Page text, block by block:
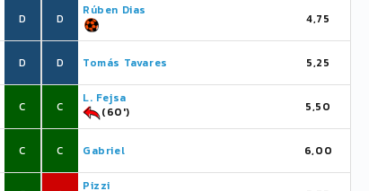
D
D
C
C
D
Rúben Dias
4,75
D Tomás Tavares 5,25
C
L. Fejsa
(60')
5,50
C Gabriel 6,00
Pizzi